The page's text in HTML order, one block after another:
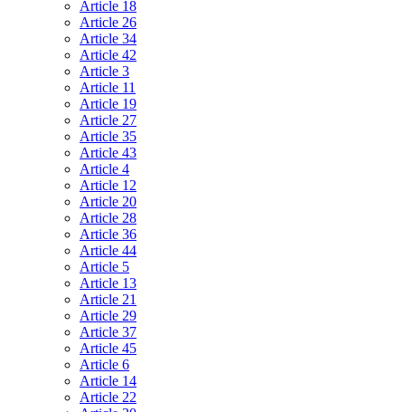
Article 18
Article 26
Article 34
Article 42
Article 3
Article 11
Article 19
Article 27
Article 35
Article 43
Article 4
Article 12
Article 20
Article 28
Article 36
Article 44
Article 5
Article 13
Article 21
Article 29
Article 37
Article 45
Article 6
Article 14
Article 22